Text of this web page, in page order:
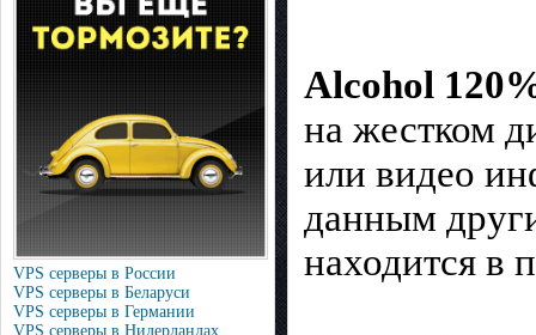
VPS серверы в России
VPS серверы в Беларуси
VPS серверы в Германии
VPS серверы в Нидерландах
Alcohol
на жестком
или видео
данным
находится в